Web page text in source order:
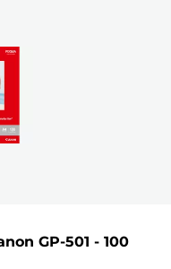
GP-501 - 100